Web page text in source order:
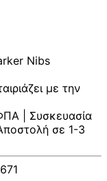
Nibs
με την
| Συσκευασία
σε 1-3